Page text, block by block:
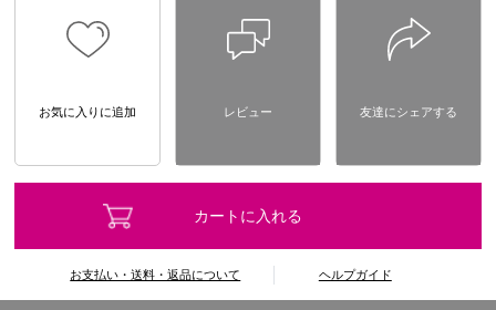
お気に入りに追加 レビュー 友達にシェアする
カートに入れる
お支払い・送料・返品について ヘルプガイド